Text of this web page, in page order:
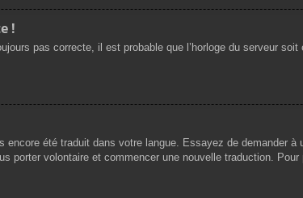
!
pas correcte, il est probable que l’horloge du serveur
été traduit dans votre langue. Essayez de demander
porter volontaire et commencer une nouvelle traduction.